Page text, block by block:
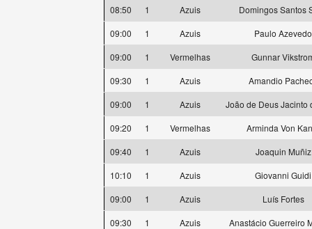
08:50
1 Azuis
Domingos Santos
09:00
1 Azuis
Paulo Azevedo
09:00
1 Vermelhas
Gunnar
09:30
1 Azuis
Amandio
09:00
1 Azuis
João de Deus Jacinto
09:20
1 Vermelhas
Arminda Von
09:40
1 Azuis
Joaquin Muñiz
10:10
1 Azuis
Giovanni Guidi
09:00
1 Azuis
Luís Fortes
09:30
1 Azuis
Anastácio Guerreiro